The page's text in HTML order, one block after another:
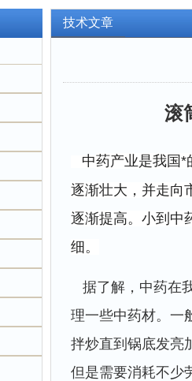
技术文章
滚筒式
中药产业是我国*
逐渐壮大，并走向
逐渐提高。小到中
细。
据了解，中药在
理一些中药材。一
拌炒直到锅底发亮
但是需要消耗不少